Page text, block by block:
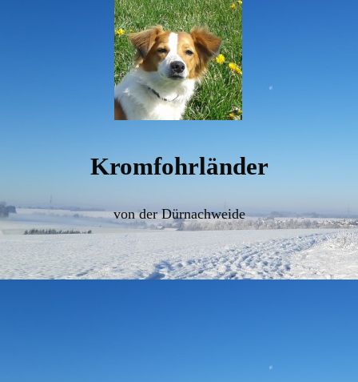
Kromfohrländer
von der Dürnachweide